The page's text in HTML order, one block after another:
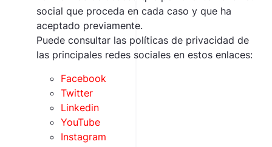
social que proceda en cada caso y que ha
aceptado previamente.
Puede consultar las políticas de privacidad de
las principales redes sociales en estos enlaces:
Facebook
Twitter
Linkedin
YouTube
Instagram